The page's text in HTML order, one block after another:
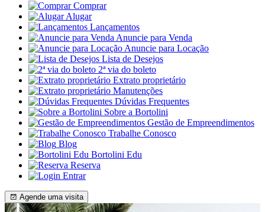
Comprar
Alugar
Lançamentos
Anuncie para Venda
Anuncie para Locação
Lista de Desejos
2ª via do boleto
Extrato proprietário
Manutenções
Dúvidas Frequentes
Sobre a Bortolini
Gestão de Empreendimentos
Trabalhe Conosco
Blog
Bortolini Edu
Reserva
Entrar
Agende uma visita